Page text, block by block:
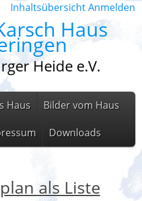
InhaltsübersichtAnmelden
Haus
Heide e.V.
Haus Bilder vom Haus
Downloads
als Liste